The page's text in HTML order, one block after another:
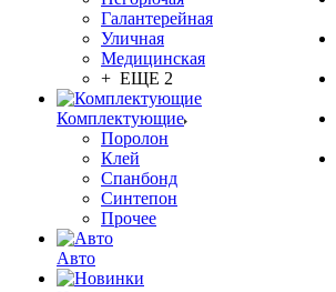
Галантерейная
Уличная
Медицинская
+ ЕЩЕ 2
Комплектующие
Поролон
Клей
Спанбонд
Синтепон
Прочее
Авто